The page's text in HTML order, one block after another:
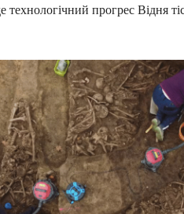
прогрес Відня